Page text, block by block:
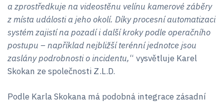
a zprostředkuje na videostěnu velínu kamerové záběry
z místa události a jeho okolí. Díky procesní automatizaci
systém zajistí na pozadí i další kroky podle operačního
postupu – například nejbližší terénní jednotce jsou
zaslány podrobnosti o incidentu,“ vysvětluje Karel
Skokan ze společnosti Z.L.D.
Podle Karla Skokana má podobná integrace zásadní